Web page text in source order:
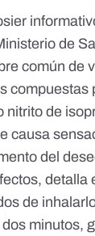
de
común de
compuestas
nitrito de
causa
del
detalla
de
minutos,